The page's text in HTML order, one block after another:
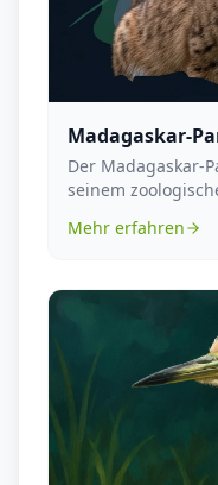
Madagaskar-
Der Madagaskar-
seinem
Mehr erfahren